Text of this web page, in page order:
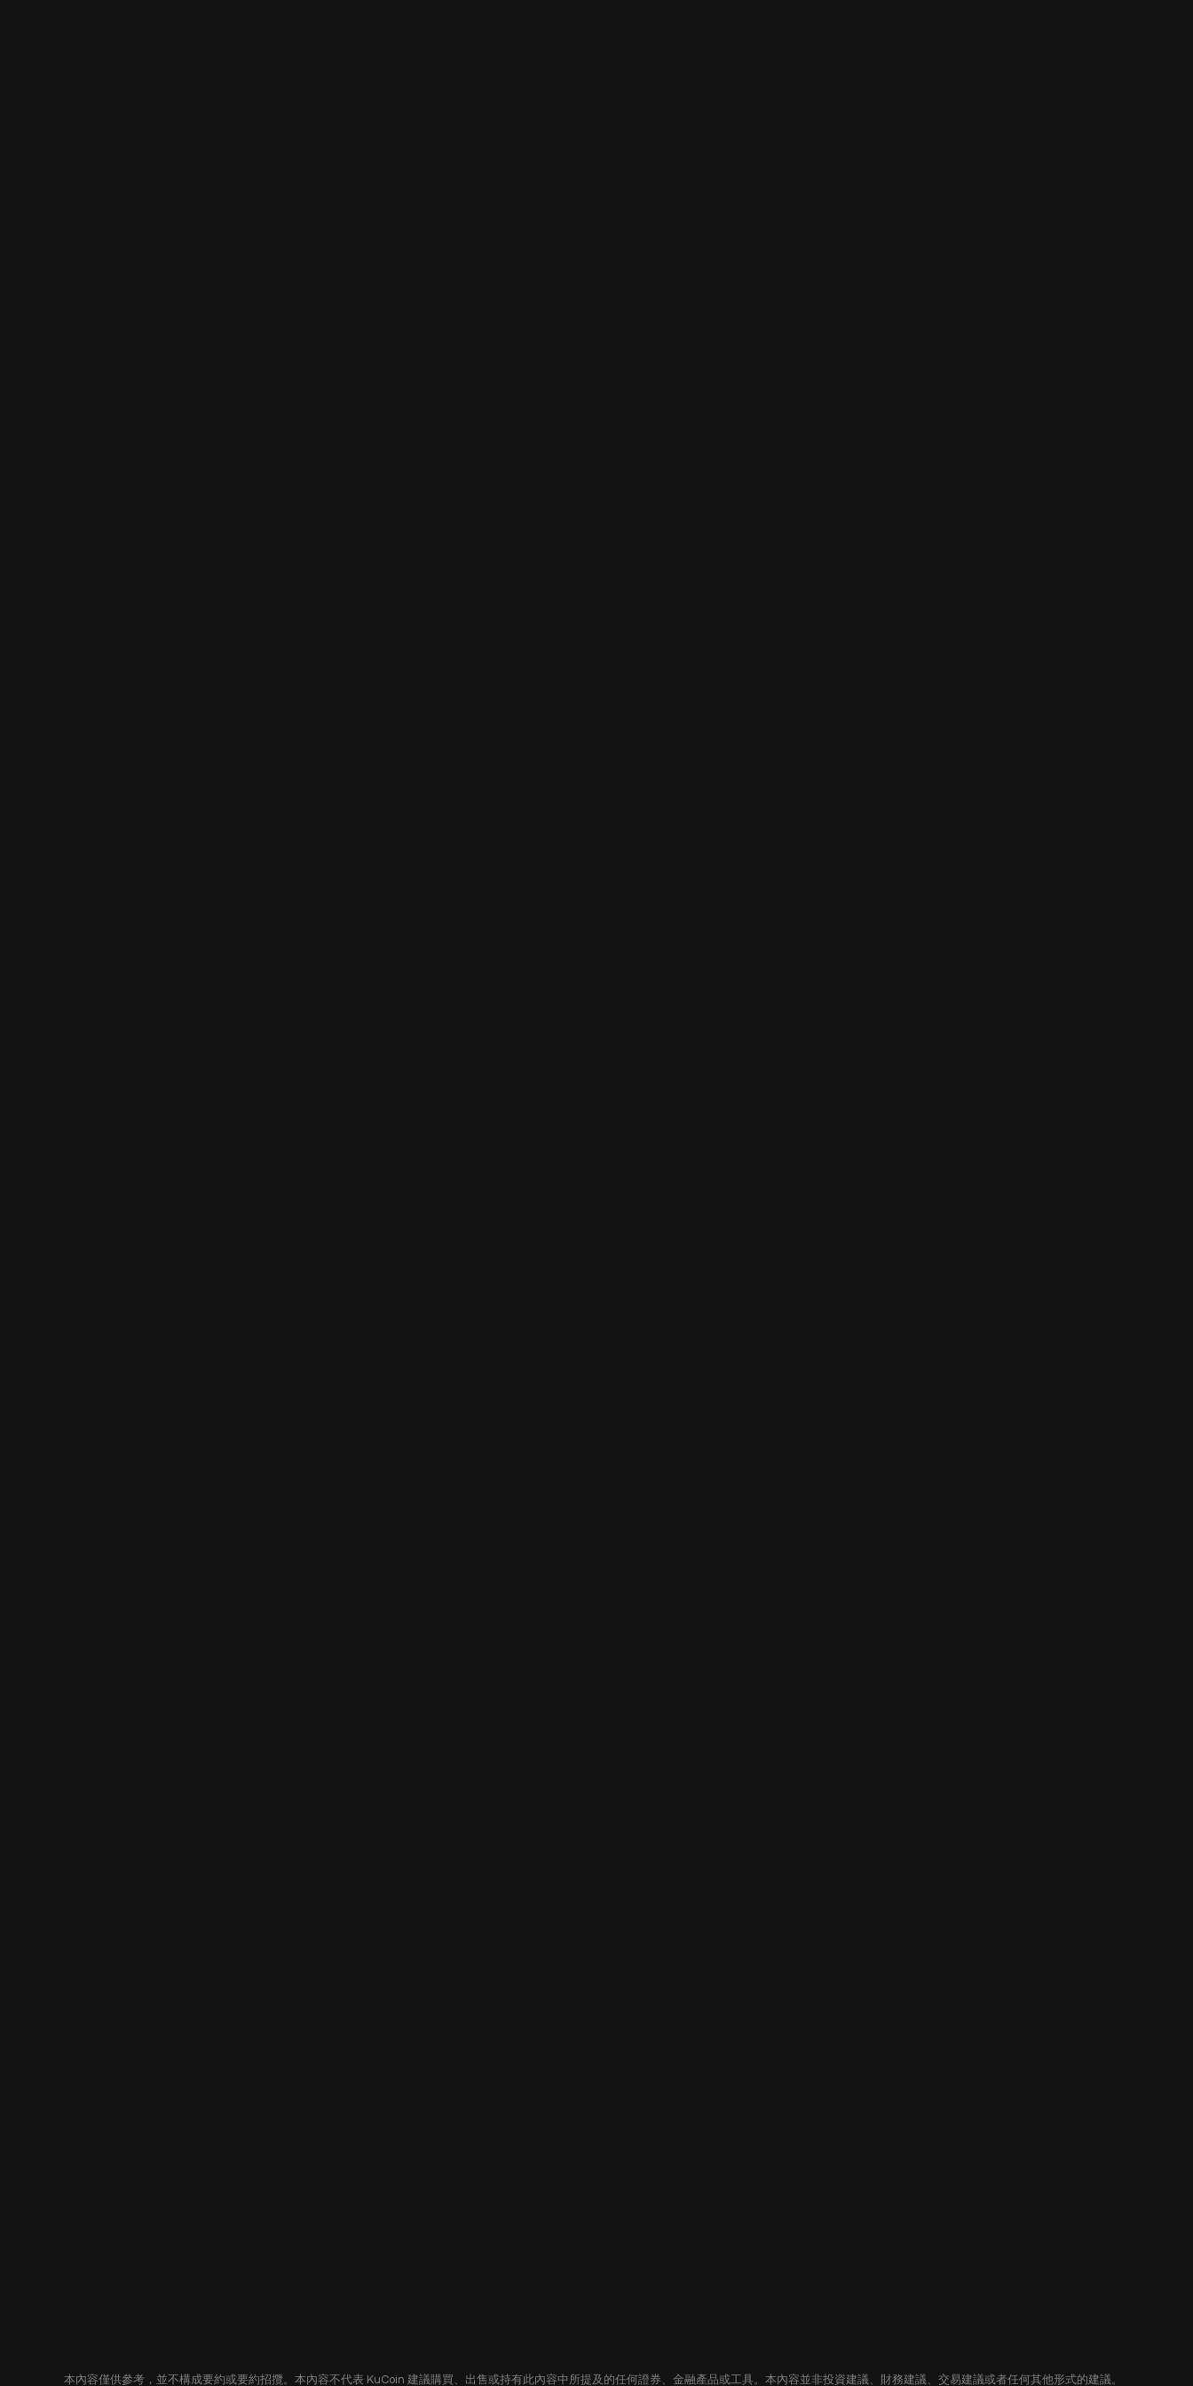
本內容僅供參考，並不構成要約或要約招攬。本內容不代表 KuCoin 建議購買、出售或持有此內容中所提及的任何證券、金融產品或工具。本內容並非投資建議、財務建議、交易建議或者任何其他形式的建議。